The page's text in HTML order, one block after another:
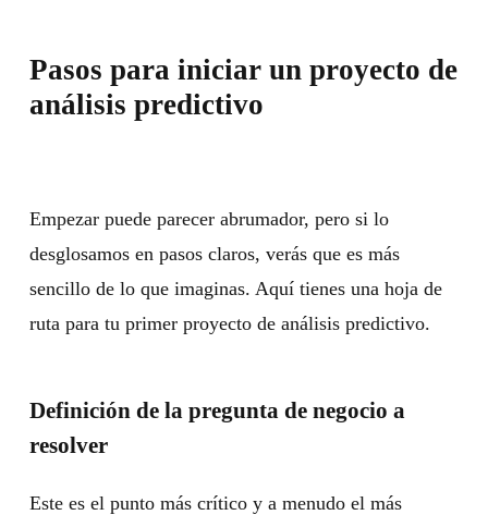
Pasos para iniciar un proyecto de
análisis predictivo
Empezar puede parecer abrumador, pero si lo
desglosamos en pasos claros, verás que es más
sencillo de lo que imaginas. Aquí tienes una hoja de
ruta para tu primer proyecto de análisis predictivo.
Definición de la pregunta de negocio a
resolver
Este es el punto más crítico y a menudo el más